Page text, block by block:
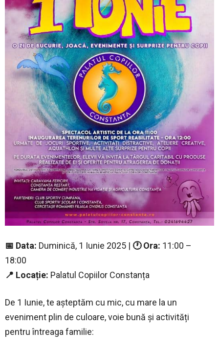
📅 Data: Duminică, 1 Iunie 2025 | 🕐 Ora: 11:00 –
18:00
📍 Locație: Palatul Copiilor Constanța
De 1 Iunie, te așteptăm cu mic, cu mare la un
eveniment plin de culoare, voie bună și activități
pentru întreaga familie: